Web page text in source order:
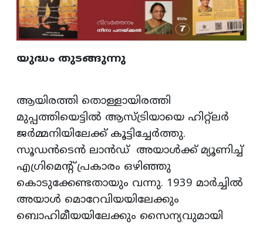
യുദ്ധം തുടങ്ങുന്നു
ആയിരത്തി തൊള്ളായിരത്തി
മുപ്പത്തിയെട്ടില്‍ ആസ്ട്രിയായെ ഹിറ്റ്‌ലര്‍
ജര്‍മ്മനിയിലേക്ക് കൂട്ടിച്ചേര്‍ത്തു.
സൂഡന്‍ടെന്‍ ലാന്‍ഡ് അയാള്‍ക്ക് മ്യൂണിച്ച്
എഗ്രിമെന്റ് പ്രകാരം ഒഴിഞ്ഞു
കൊടുക്കേണ്ടതായും വന്നു. 1939 മാര്‍ച്ചില്‍
അയാള്‍ മൊറേവിയയിലേക്കും
ബൊഹിമീയയിലേക്കും സൈന്യവുമായി